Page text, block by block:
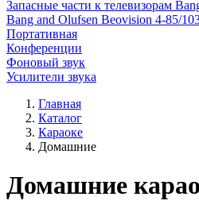
Запасные части к телевизорам
Bang and Olufsen Beovision 4-85/
Портативная
Конференции
Фоновый звук
Усилители звука
Главная
Каталог
Караоке
Домашние
Домашние